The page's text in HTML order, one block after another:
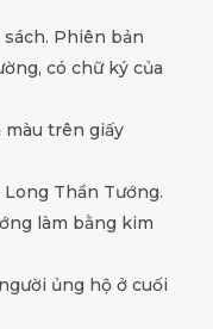
Phiên bản
có chữ ký của
trên giấy
Thần Tướng.
làm bằng kim
ủng hộ ở cuối